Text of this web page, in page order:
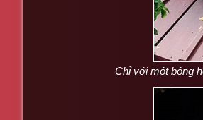
Chỉ với một bông